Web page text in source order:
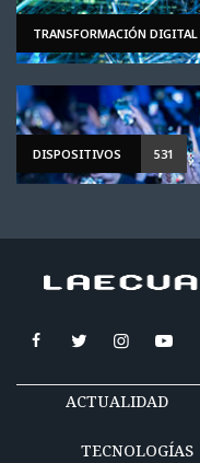
TRANSFORMACIÓN DIGITAL
DISPOSITIVOS 531
ACTUALIDAD
TECNOLOGÍAS